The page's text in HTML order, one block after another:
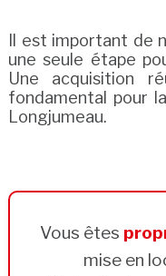
Il est important de
une seule étape
Une acquisition
fondamental pour
Longjumeau.
Vous êtes
mise en